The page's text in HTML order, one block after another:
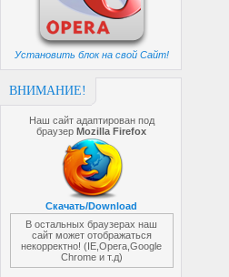
Установить блок на свой Сайт!
ВНИМАНИЕ!
Наш сайт адаптирован под
браузерMozilla Firefox
Скачать/Download
В остальных браузерах наш
сайт может отображаться
некорректно! (IE,Opera,Google
Chrome и т.д)